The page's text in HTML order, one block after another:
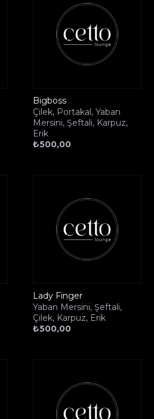
Bigboss
Çilek, Portakal, Yaban
Mersini, Şeftali, Karpuz,
Erik
₺500,00
Lady Finger
Yaban Mersini, Şeftali,
Çilek, Karpuz, Erik
₺500,00